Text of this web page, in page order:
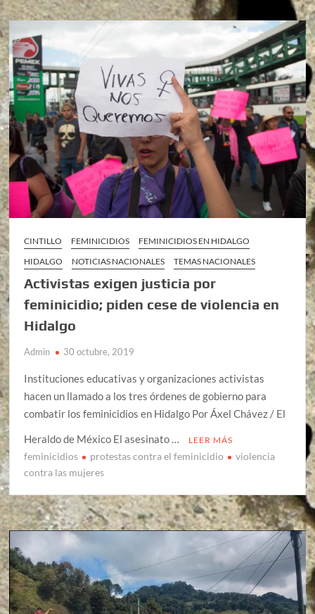
CINTILLO FEMINICIDIOS
FEMINICIDIOS EN HIDALGO
HIDALGO
NOTICIAS NACIONALES TEMAS NACIONALES
Activistas exigen justicia por
feminicidio; piden cese de violencia en
Hidalgo
Admin 30 octubre, 2019
Instituciones educativas y organizaciones activistas
hacen un llamado a los tres órdenes de gobierno para
combatir los feminicidios en Hidalgo Por Áxel Chávez / El
Heraldo de México El asesinato …
LEER MÁS
feminicidios protestas contra el feminicidio
violencia
contra las mujeres